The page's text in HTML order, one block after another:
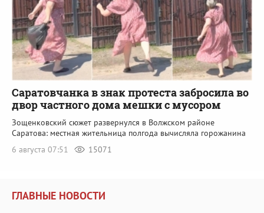
Саратовчанка в знак протеста забросила во
двор частного дома мешки с мусором
Зощенковский сюжет развернулся в Волжском районе
Саратова: местная жительница полгода вычисляла горожанина
6 августа 07:51
15071
ГЛАВНЫЕ НОВОСТИ